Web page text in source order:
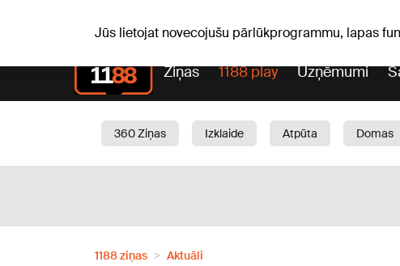
Jūs lietojat novecojušu pārlūkprogrammu, lapas
Ziņas 1188 play Uzņēmumi
360 Ziņas Izklaide Atpūta Domas
1188 ziņas Aktuāli